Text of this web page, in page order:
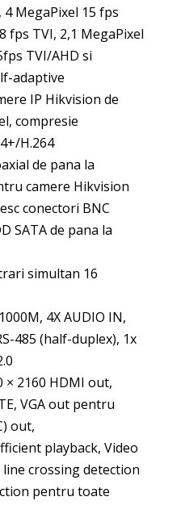
MegaPixel 15 fps
fps TVI, 2,1 MegaPixel
TVI/AHD si
adaptive
IP Hikvision de
compresie
H.264
de pana la
camere Hikvision
conectori BNC
SATA de pana la
simultan 16
4X AUDIO IN,
485 (half-duplex), 1x
× 2160 HDMI out,
VGA out pentru
out,
playback, Video
crossing detection
pentru toate